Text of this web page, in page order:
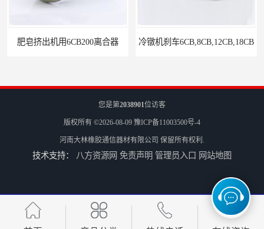
肥皂挤出机用6CB200离合器 冷镦机刹车6CB,8CB,12CB,18CB
冷镦机电机用小型8CB250离合器制动器刹车
您是第2038901位访客
版权所有 ©2026-08-09 豫ICP备11003500号-4
河南大林橡胶通信器材有限公司 保留所有权利.
技术支持： 八方资源网 免责声明 管理员入口 网站地图